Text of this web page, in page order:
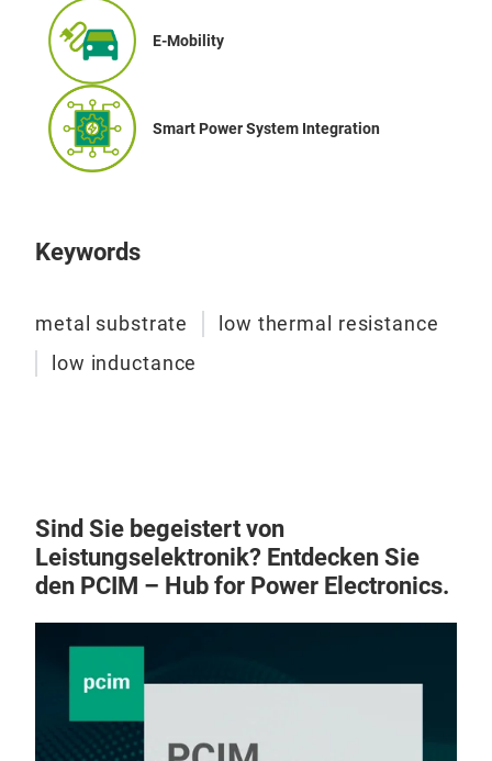
E-Mobility
Smart Power System Integration
Keywords
metal substrate
low thermal resistance
low inductance
Sind Sie begeistert von
Leistungselektronik? Entdecken Sie
den PCIM – Hub for Power Electronics.